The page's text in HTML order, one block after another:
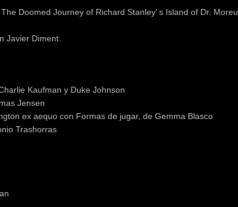
Doomed Journey of Richard Stanley’ s Island of Dr. Moreu,
Javier Diment.
Kaufman y Duke Johnson
Jensen
ex aequo con Formas de jugar, de Gemma Blasco
Trashorras